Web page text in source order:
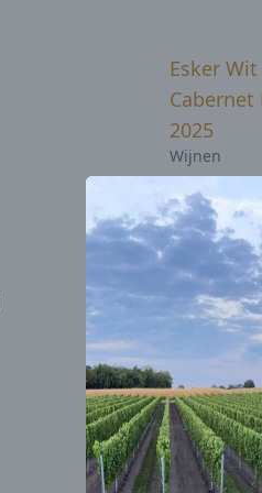
Esker Wit
Cabernet
2025
Wijnen
Esker
2023
Niet op
Esker